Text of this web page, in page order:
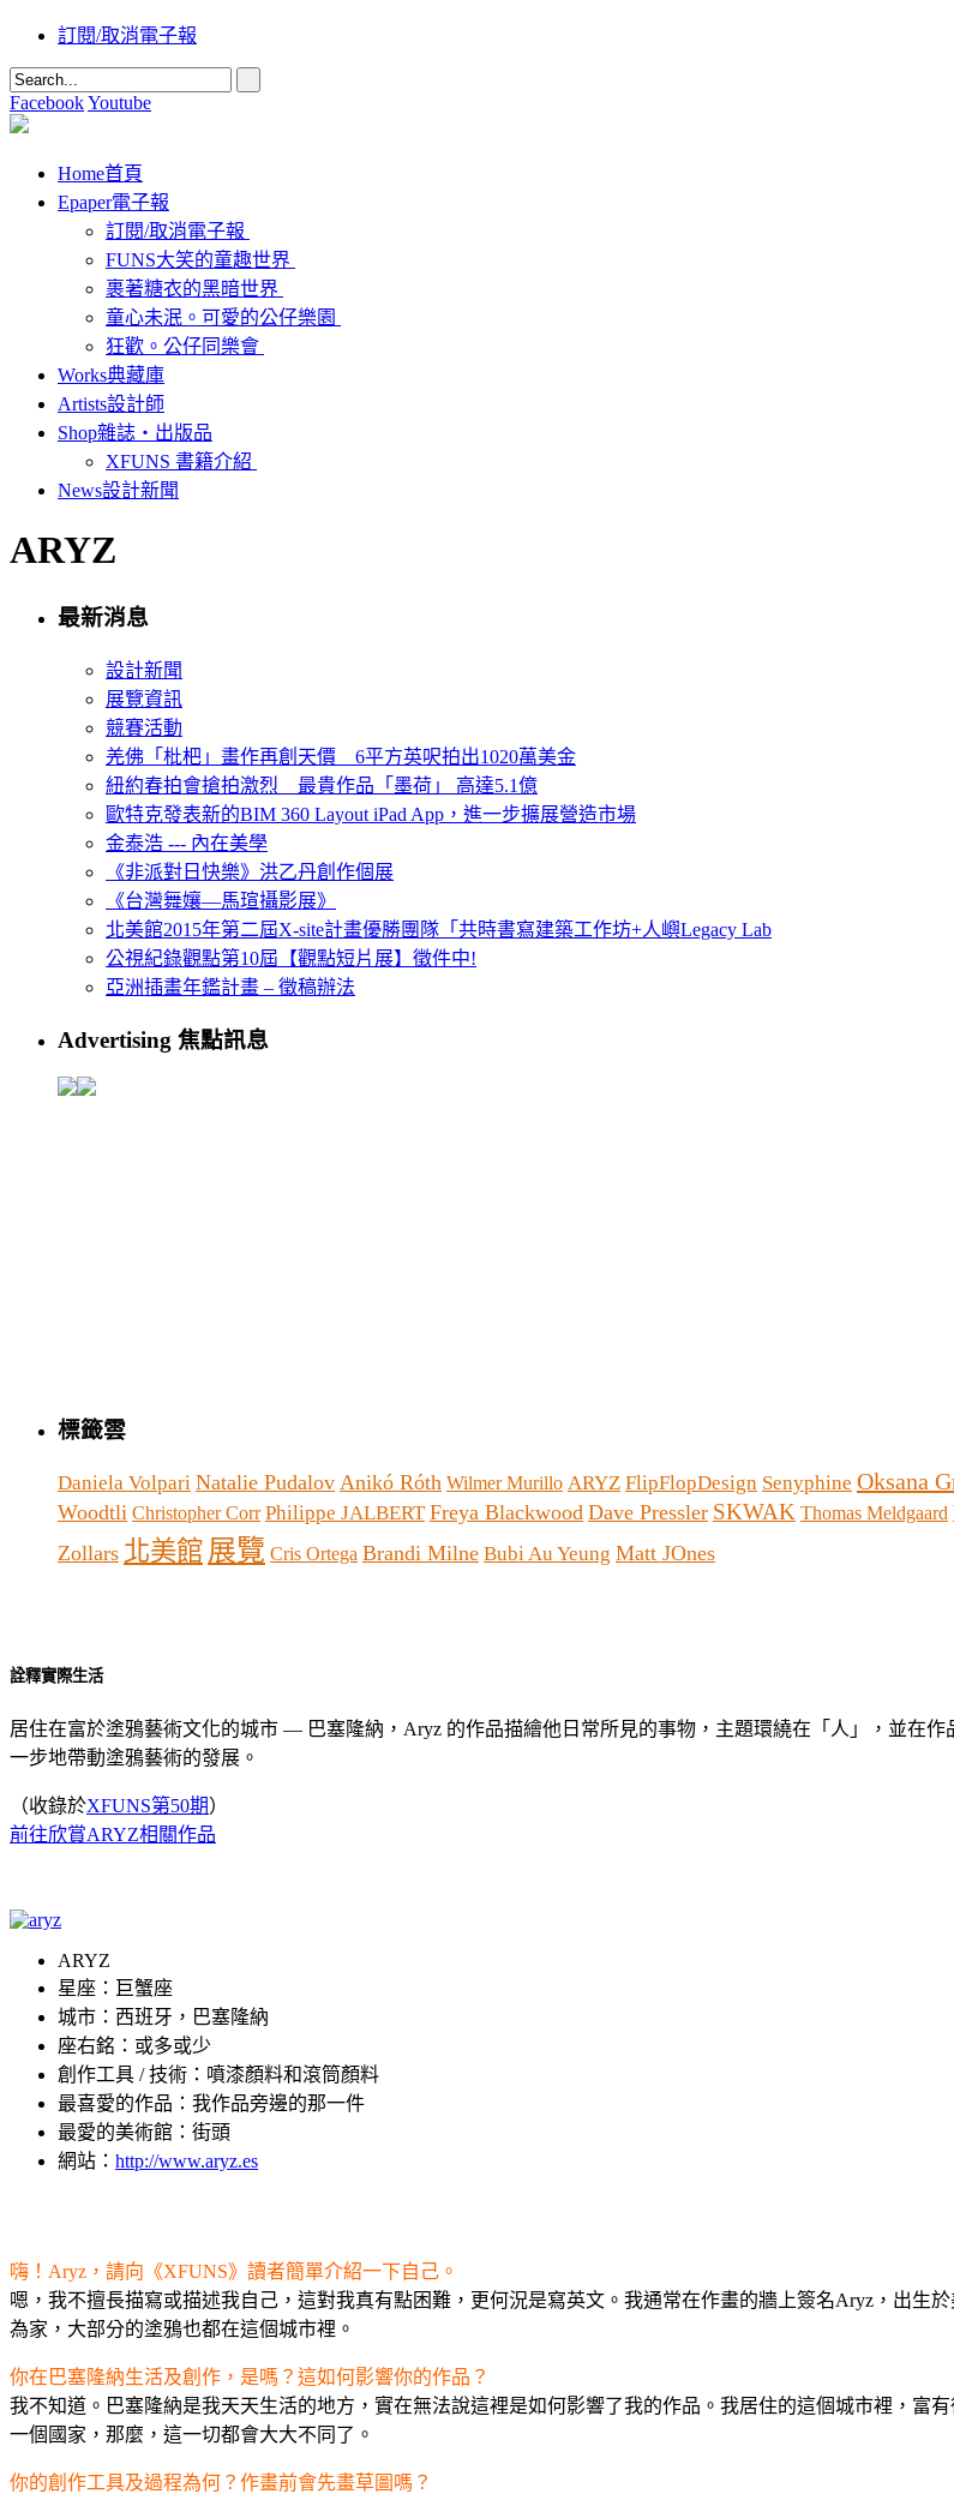
訂閱/取消電子報
FacebookYoutube
Home首頁
Epaper電子報
訂閱/取消電子報
FUNS大笑的童趣世界
裹著糖衣的黑暗世界
童心未泯。可愛的公仔樂園
狂歡。公仔同樂會
Works典藏庫
Artists設計師
Shop雜誌‧出版品
XFUNS 書籍介紹
News設計新聞
ARYZ
最新消息
設計新聞
展覽資訊
競賽活動
羌佛「枇杷」畫作再創天價 6平方英呎拍出1020萬美金
紐約春拍會搶拍激烈 最貴作品「墨荷」 高達5.1億
歐特克發表新的BIM 360 Layout iPad App，進一步擴展營造市場
金泰浩 --- 內在美學
《非派對日快樂》洪乙丹創作個展
《台灣舞孃—馬瑄攝影展》
北美館2015年第二屆X-site計畫優勝團隊「共時書寫建築工作坊+人嶼Legacy Lab
公視紀錄觀點第10屆【觀點短片展】徵件中!
亞洲插畫年鑑計畫 – 徵稿辦法
Advertising 焦點訊息
標籤雲
Daniela Volpari Natalie Pudalov Anikó Róth Wilmer Murillo ARYZ FlipFlopDesign Senyphine Oksana
Woodtli Christopher Corr Philippe JALBERT Freya Blackwood Dave Pressler SKWAK Thomas Meldgaard
Zollars 北美館 展覽 Cris Ortega Brandi Milne Bubi Au Yeung Matt JOnes
詮釋實際生活
居住在富於塗鴉藝術文化的城市 — 巴塞隆納，Aryz 的作品描繪他日常所見的事物，主題環繞在「人」，並在
一步地帶動塗鴉藝術的發展。
（收錄於XFUNS第50期）
前往欣賞ARYZ相關作品
ARYZ
星座：巨蟹座
城市：西班牙，巴塞隆納
座右銘：或多或少
創作工具 / 技術：噴漆顏料和滾筒顏料
最喜愛的作品：我作品旁邊的那一件
最愛的美術館：街頭
網站： http://www.aryz.es
嗨！Aryz，請向《XFUNS》讀者簡單介紹一下自己。
嗯，我不擅長描寫或描述我自己，這對我真有點困難，更何況是寫英文。我通常在作畫的牆上簽名Aryz，出生
為家，大部分的塗鴉也都在這個城市裡。
你在巴塞隆納生活及創作，是嗎？這如何影響你的作品？
我不知道。巴塞隆納是我天天生活的地方，實在無法說這裡是如何影響了我的作品。我居住的這個城市裡，富
一個國家，那麼，這一切都會大大不同了。
你的創作工具及過程為何？作畫前會先畫草圖嗎？